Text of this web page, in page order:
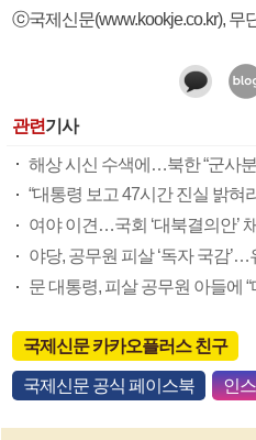
ⓒ국제신문(www.kookje.co.kr), 무
관련기사
해상 시신 수색에…북한 “군사
“대통령 보고 47시간 진실 밝혀
여야 이견…국회 ‘대북결의안’
야당, 공무원 피살 ‘독자 국감’…
문 대통령, 피살 공무원 아들에 “
국제신문 카카오플러스 친구
국제신문 공식 페이스북 인